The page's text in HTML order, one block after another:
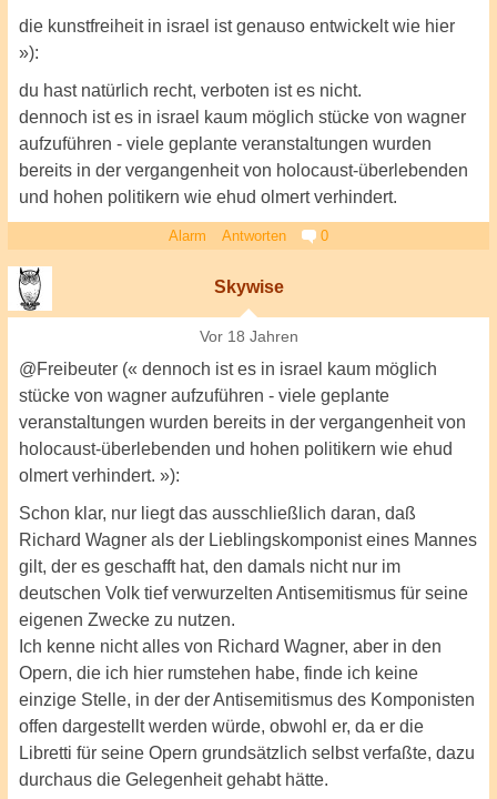
die kunstfreiheit in israel ist genauso entwickelt wie hier
»):
du hast natürlich recht, verboten ist es nicht.
dennoch ist es in israel kaum möglich stücke von wagner
aufzuführen - viele geplante veranstaltungen wurden
bereits in der vergangenheit von holocaust-überlebenden
und hohen politikern wie ehud olmert verhindert.
Alarm Antworten 0
Skywise
Vor 18 Jahren
@Freibeuter (« dennoch ist es in israel kaum möglich
stücke von wagner aufzuführen - viele geplante
veranstaltungen wurden bereits in der vergangenheit von
holocaust-überlebenden und hohen politikern wie ehud
olmert verhindert. »):
Schon klar, nur liegt das ausschließlich daran, daß
Richard Wagner als der Lieblingskomponist eines Mannes
gilt, der es geschafft hat, den damals nicht nur im
deutschen Volk tief verwurzelten Antisemitismus für seine
eigenen Zwecke zu nutzen.
Ich kenne nicht alles von Richard Wagner, aber in den
Opern, die ich hier rumstehen habe, finde ich keine
einzige Stelle, in der der Antisemitismus des Komponisten
offen dargestellt werden würde, obwohl er, da er die
Libretti für seine Opern grundsätzlich selbst verfaßte, dazu
durchaus die Gelegenheit gehabt hätte.